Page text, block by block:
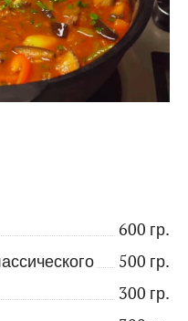
600 гр.
500 гр.
300 гр.